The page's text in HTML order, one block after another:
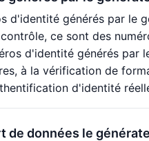
d'identité générés par le
ce sont des
d'identité générés par
à la vérification de
d'identité
de données le